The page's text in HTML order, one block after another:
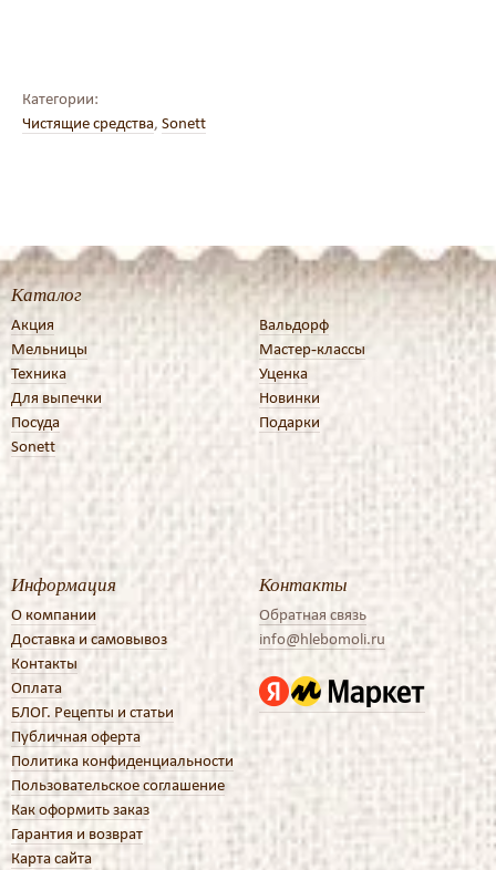
Категории:
Чистящие средства, Sonett
Каталог
Акция
Мельницы
Техника
Для выпечки
Посуда
Sonett
Вальдорф
Мастер-классы
Уценка
Новинки
Подарки
Информация
О компании
Доставка и самовывоз
Контакты
Оплата
БЛОГ. Рецепты и статьи
Публичная оферта
Политика конфиденциальности
Пользовательское соглашение
Как оформить заказ
Гарантия и возврат
Карта сайта
Контакты
Обратная связь
info@hlebomoli.ru